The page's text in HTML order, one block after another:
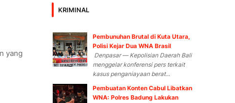
yang
KRIMINAL
Pembunuhan Brutal di Kuta Utara,
Polisi Kejar Dua WNA Brasil
Denpasar — Kepolisian Daerah Bali
menggelar konferensi pers terkait
kasus penganiayaan berat...
Pembuatan Konten Cabul Libatkan
WNA: Polres Badung Lakukan